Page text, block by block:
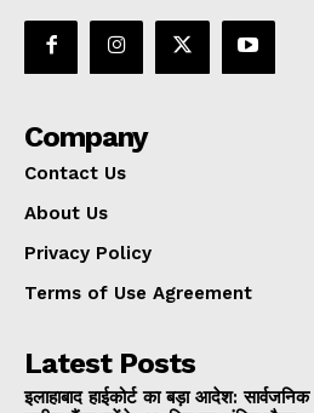
Company
Contact Us
About Us
Privacy Policy
Terms of Use Agreement
Latest Posts
इलाहाबाद हाईकोर्ट का बड़ा आदेश: